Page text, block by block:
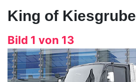
King of Kiesgrube
Bild 1 von 13